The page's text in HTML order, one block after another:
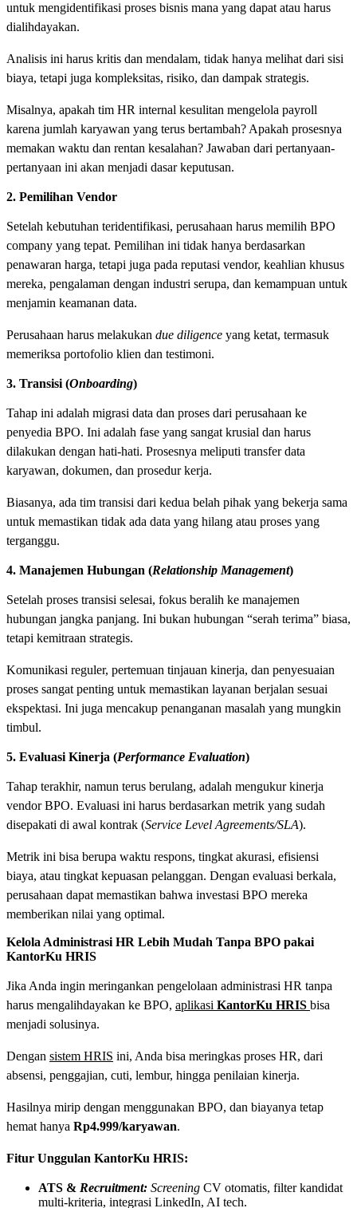
untuk mengidentifikasi proses bisnis mana yang dapat atau harus
dialihdayakan.
Analisis ini harus kritis dan mendalam, tidak hanya melihat dari sisi
biaya, tetapi juga kompleksitas, risiko, dan dampak strategis.
Misalnya, apakah tim HR internal kesulitan mengelola payroll
karena jumlah karyawan yang terus bertambah? Apakah prosesnya
memakan waktu dan rentan kesalahan? Jawaban dari pertanyaan-
pertanyaan ini akan menjadi dasar keputusan.
2. Pemilihan Vendor
Setelah kebutuhan teridentifikasi, perusahaan harus memilih BPO
company yang tepat. Pemilihan ini tidak hanya berdasarkan
penawaran harga, tetapi juga pada reputasi vendor, keahlian khusus
mereka, pengalaman dengan industri serupa, dan kemampuan untuk
menjamin keamanan data.
Perusahaan harus melakukan due diligence yang ketat, termasuk
memeriksa portofolio klien dan testimoni.
3. Transisi (Onboarding)
Tahap ini adalah migrasi data dan proses dari perusahaan ke
penyedia BPO. Ini adalah fase yang sangat krusial dan harus
dilakukan dengan hati-hati. Prosesnya meliputi transfer data
karyawan, dokumen, dan prosedur kerja.
Biasanya, ada tim transisi dari kedua belah pihak yang bekerja sama
untuk memastikan tidak ada data yang hilang atau proses yang
terganggu.
4. Manajemen Hubungan (Relationship Management)
Setelah proses transisi selesai, fokus beralih ke manajemen
hubungan jangka panjang. Ini bukan hubungan “serah terima” biasa,
tetapi kemitraan strategis.
Komunikasi reguler, pertemuan tinjauan kinerja, dan penyesuaian
proses sangat penting untuk memastikan layanan berjalan sesuai
ekspektasi. Ini juga mencakup penanganan masalah yang mungkin
timbul.
5. Evaluasi Kinerja (Performance Evaluation)
Tahap terakhir, namun terus berulang, adalah mengukur kinerja
vendor BPO. Evaluasi ini harus berdasarkan metrik yang sudah
disepakati di awal kontrak (Service Level Agreements/SLA).
Metrik ini bisa berupa waktu respons, tingkat akurasi, efisiensi
biaya, atau tingkat kepuasan pelanggan. Dengan evaluasi berkala,
perusahaan dapat memastikan bahwa investasi BPO mereka
memberikan nilai yang optimal.
Kelola Administrasi HR Lebih Mudah Tanpa BPO pakai
KantorKu HRIS
Jika Anda ingin meringankan pengelolaan administrasi HR tanpa
harus mengalihdayakan ke BPO, aplikasi KantorKu HRIS bisa
menjadi solusinya.
Dengan sistem HRIS ini, Anda bisa meringkas proses HR, dari
absensi, penggajian, cuti, lembur, hingga penilaian kinerja.
Hasilnya mirip dengan menggunakan BPO, dan biayanya tetap
hemat hanya Rp4.999/karyawan.
Fitur Unggulan KantorKu HRIS:
ATS & Recruitment: Screening CV otomatis, filter kandidat
multi-kriteria, integrasi LinkedIn, AI tech.